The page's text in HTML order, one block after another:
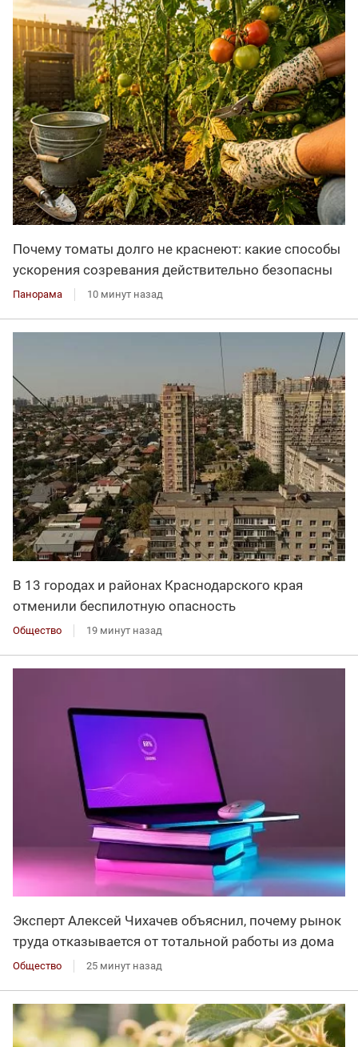
Почему томаты долго не краснеют: какие способы
ускорения созревания действительно безопасны
Панорама 10 минут назад
В 13 городах и районах Краснодарского края
отменили беспилотную опасность
Общество 19 минут назад
Эксперт Алексей Чихачев объяснил, почему рынок
труда отказывается от тотальной работы из дома
Общество 25 минут назад